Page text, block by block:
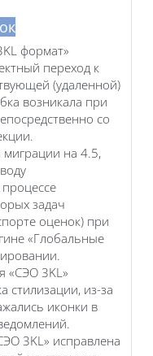
формат»
переход к
(удаленной)
возникала при
со
на 4.5,
задач
оценок) при
«Глобальные
«СЭО 3KL»
стилизации, из-за
иконки в
3KL» исправлена